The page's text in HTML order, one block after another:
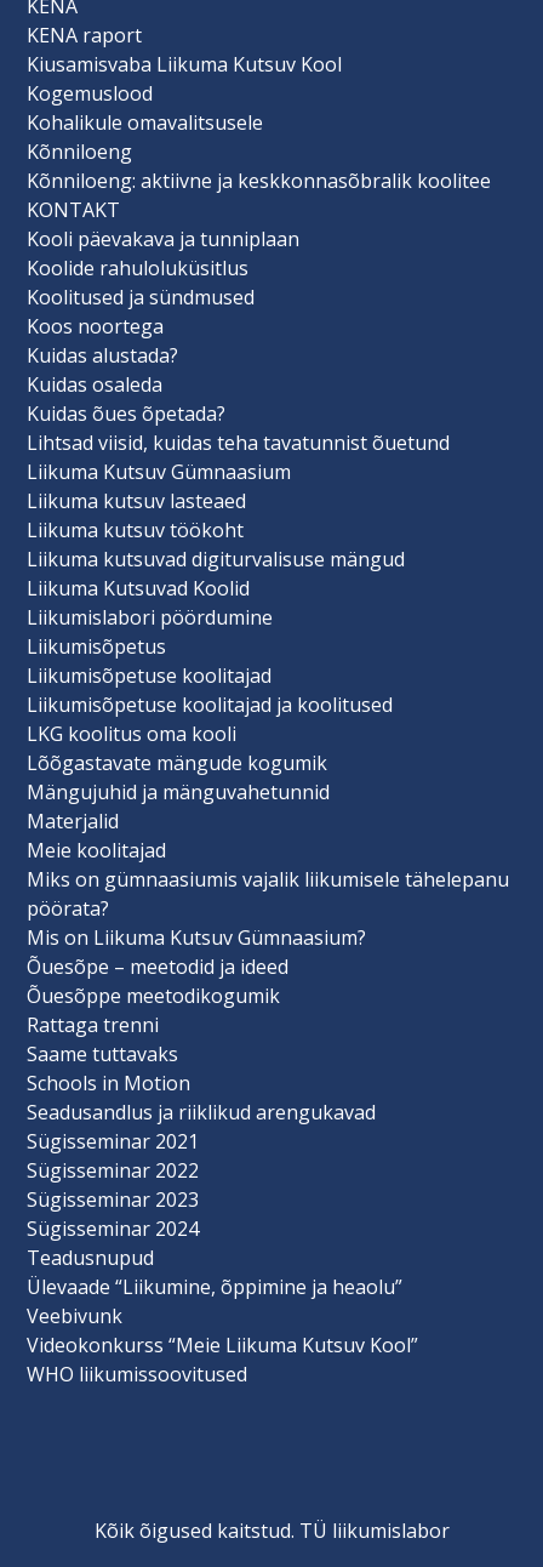
KENA
KENA raport
Kiusamisvaba Liikuma Kutsuv Kool
Kogemuslood
Kohalikule omavalitsusele
Kõnniloeng
Kõnniloeng: aktiivne ja keskkonnasõbralik koolitee
KONTAKT
Kooli päevakava ja tunniplaan
Koolide rahuloluküsitlus
Koolitused ja sündmused
Koos noortega
Kuidas alustada?
Kuidas osaleda
Kuidas õues õpetada?
Lihtsad viisid, kuidas teha tavatunnist õuetund
Liikuma Kutsuv Gümnaasium
Liikuma kutsuv lasteaed
Liikuma kutsuv töökoht
Liikuma kutsuvad digiturvalisuse mängud
Liikuma Kutsuvad Koolid
Liikumislabori pöördumine
Liikumisõpetus
Liikumisõpetuse koolitajad
Liikumisõpetuse koolitajad ja koolitused
LKG koolitus oma kooli
Lõõgastavate mängude kogumik
Mängujuhid ja mänguvahetunnid
Materjalid
Meie koolitajad
Miks on gümnaasiumis vajalik liikumisele tähelepanu
pöörata?
Mis on Liikuma Kutsuv Gümnaasium?
Õuesõpe – meetodid ja ideed
Õuesõppe meetodikogumik
Rattaga trenni
Saame tuttavaks
Schools in Motion
Seadusandlus ja riiklikud arengukavad
Sügisseminar 2021
Sügisseminar 2022
Sügisseminar 2023
Sügisseminar 2024
Teadusnupud
Ülevaade “Liikumine, õppimine ja heaolu”
Veebivunk
Videokonkurss “Meie Liikuma Kutsuv Kool”
WHO liikumissoovitused
Kõik õigused kaitstud. TÜ liikumislabor